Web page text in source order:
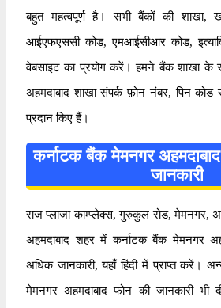
बहुत महत्वपूर्ण है। सभी बैंकों की शाखा,
आईएफएससी कोड, एमआईसीआर कोड,
वेबसाइट का प्रयोग करें। हमने बैंक शाखा के
अहमदाबाद शाखा संपर्क फ़ोन नंबर, पिन कोड
प्रदान किए हैं।
कर्नाटक बैंक मेमनगर
जानकारी
राज प्लाजा काम्प्लेक्स, गुरुकुल रोड, मेमनगर,
अहमदाबाद शहर में कर्नाटक बैंक मेमनगर
अधिक जानकारी, यहाँ हिंदी में प्राप्त करें।
मेमनगर अहमदाबाद फोन की जानकारी